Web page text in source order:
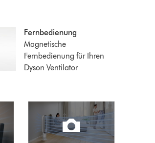
Fernbedienung
Magnetische
Fernbedienung für Ihren
Dyson Ventilator